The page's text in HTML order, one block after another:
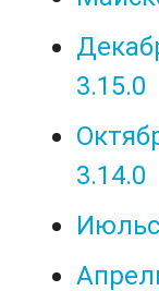
3.15.0
3.14.0